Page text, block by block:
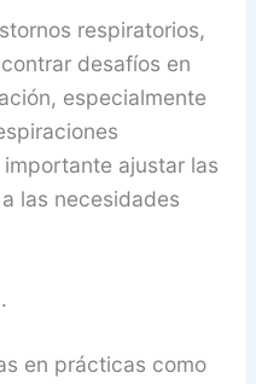
respiratorios,
desafíos en
especialmente
ajustar las
las necesidades
en prácticas como